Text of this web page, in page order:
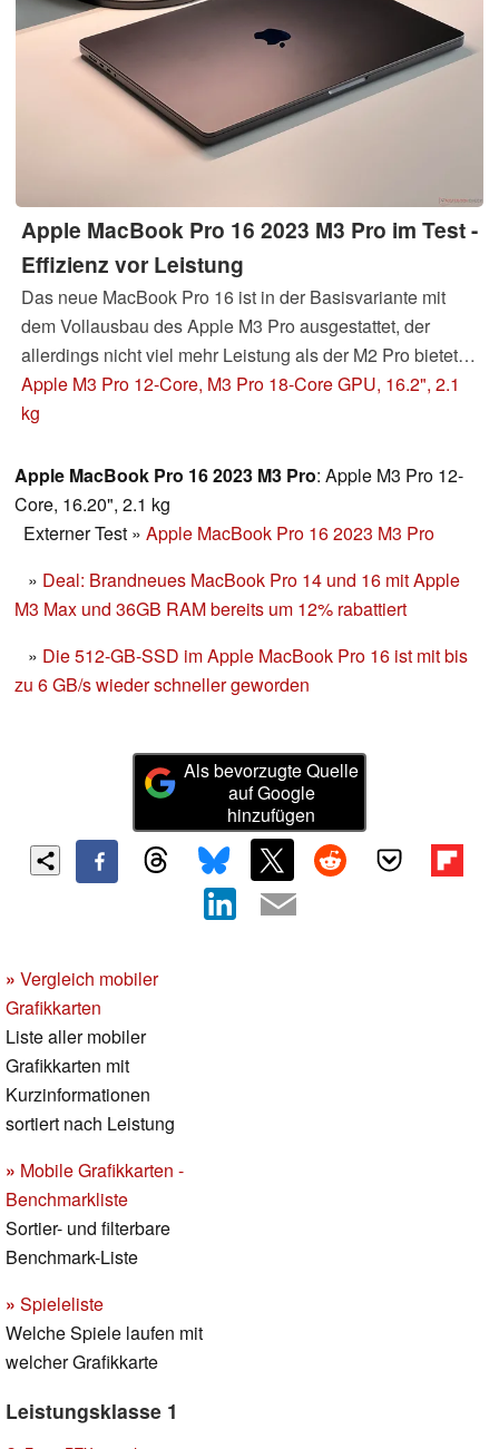
Apple MacBook Pro 16 2023 M3 Pro im Test -
Effizienz vor Leistung
Das neue MacBook Pro 16 ist in der Basisvariante mit
dem Vollausbau des Apple M3 Pro ausgestattet, der
allerdings nicht viel mehr Leistung als der M2 Pro bietet.
Dafür ist die Basis-SSD wieder schneller geworden und
die maximale SDR-Helligkeit wurde erhöht. Dank
möglich.
Apple M3 Pro 12-Core, M3 Pro 18-Core GPU, 16.2", 2.1
kg
Apple MacBook Pro 16 2023 M3 Pro: Apple M3 Pro 12-
Core, 16.20", 2.1 kg
Externer Test » Apple MacBook Pro 16 2023 M3 Pro
» Deal: Brandneues MacBook Pro 14 und 16 mit Apple
M3 Max und 36GB RAM bereits um 12% rabattiert
» Die 512-GB-SSD im Apple MacBook Pro 16 ist mit bis
zu 6 GB/s wieder schneller geworden
Als bevorzugte Quelle
auf Google
hinzufügen
» Vergleich mobiler
Grafikkarten
Liste aller mobiler
Grafikkarten mit
Kurzinformationen
sortiert nach Leistung
» Mobile Grafikkarten -
Benchmarkliste
Sortier- und filterbare
Benchmark-Liste
» Spieleliste
Welche Spiele laufen mit
welcher Grafikkarte
Leistungsklasse 1